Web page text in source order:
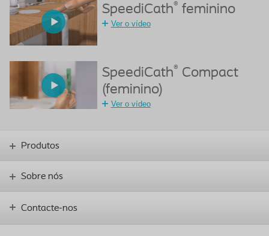
SpeediCath® feminino
Ver o vídeo
SpeediCath® Compact
(feminino)
Ver o vídeo
Produtos
Sobre nós
Contacte-nos